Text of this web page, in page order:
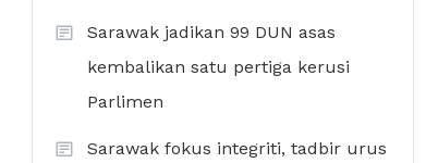
Sarawak jadikan 99 DUN asas
kembalikan satu pertiga kerusi
Parlimen
Sarawak fokus integriti, tadbir urus